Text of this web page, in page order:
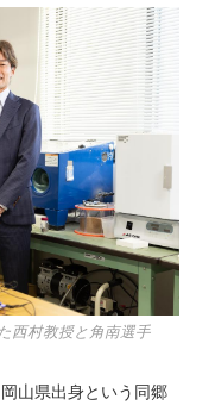
西村教授と角南選手
山県出身という同郷